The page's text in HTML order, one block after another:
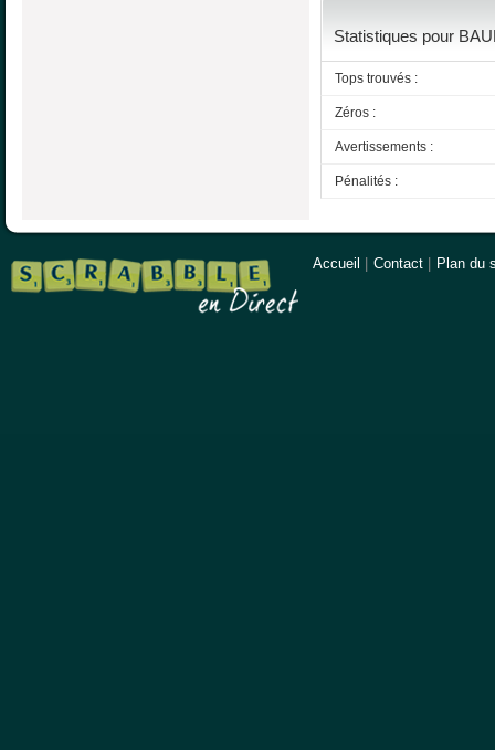
Statistiques pour
Tops trouvés :
Zéros :
Avertissements :
Pénalités :
Accueil Contact Plan du